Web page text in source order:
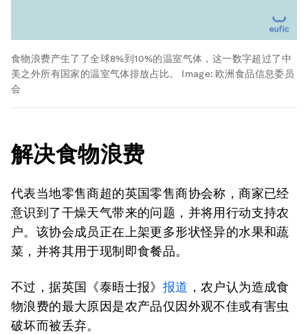
食物浪费产生了了全球8%到10%的温室气体，这一数字超过了中
美之外所有国家的温室气体排放占比。
Image: 欧洲食品信息委员
会
解决食物浪费
代表当地零售商超的英国零售商协会称，商家已经
意识到了干燥天气带来的问题，并将用行动支持农
户。该协会成员正在上架更多形状怪异的水果和蔬
菜，并将其用于现制即食餐品。
不过，据英国《泰晤士报》 报道 ，农户认为造成食
物浪费的最大原因是农产品仅因外观不佳或有害虫
破坏而被丢弃。